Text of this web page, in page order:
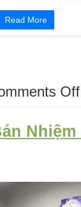
Read More
Off
Nhiệm